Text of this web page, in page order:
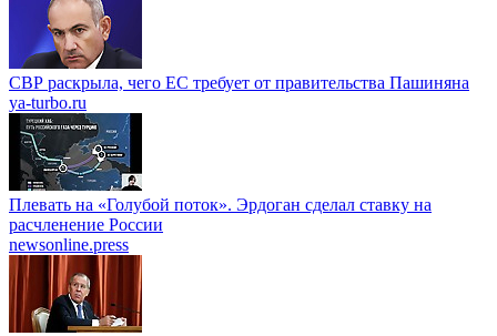
СВР раскрыла, чего ЕС требует от правительства Пашиняна
ya-turbo.ru
Плевать на «Голубой поток». Эрдоган сделал ставку на
расчленение России
newsonline.press